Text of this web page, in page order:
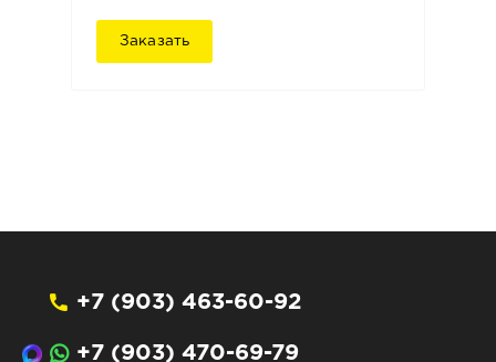
Заказать
+7 (903) 463-60-92
+7 (903) 470-69-79